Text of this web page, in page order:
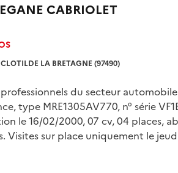
CABRIOLET
LA BRETAGNE (97490)
du secteur automobile
type MRE1305AV770, n° série
le 16/02/2000, 07 cv, 04 places,
Visites sur place uniquement le